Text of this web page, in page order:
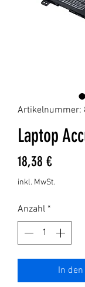
Artikelnummer:
Laptop
18,38 €Preis
inkl. MwSt.
Anzahl *
In